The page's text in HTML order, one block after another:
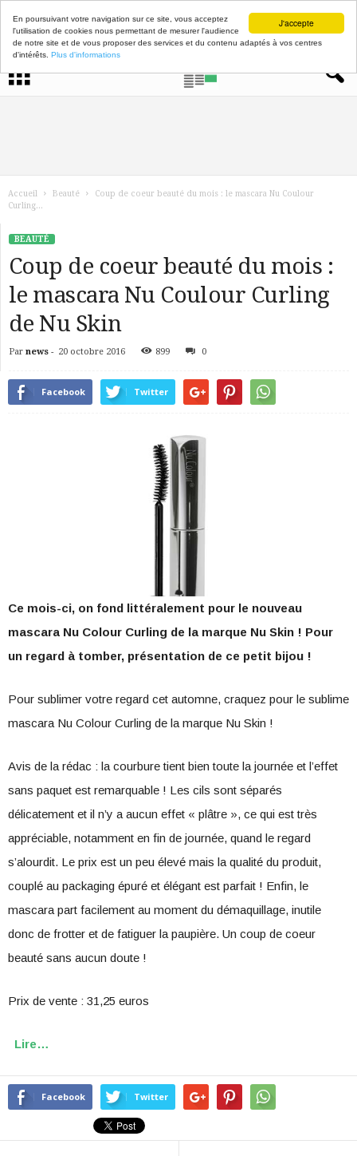
J'accepte
En poursuivant votre navigation sur ce site, vous acceptez
l'utilisation de cookies nous permettant de mesurer l'audience
de notre site et de vous proposer des services et du contenu adaptés à vos centres
d'intérêts. Plus d'informations
Accueil Beauté
Coup de coeur beauté du mois : le mascara Nu Coulour
Curling...
BEAUTÉ
Coup de coeur beauté du mois :
le mascara Nu Coulour Curling
de Nu Skin
Par news - 20 octobre 2016 899 0
Facebook Twitter
Ce mois-ci, on fond littéralement pour le nouveau
mascara Nu Colour Curling de la marque Nu Skin ! Pour
un regard à tomber, présentation de ce petit bijou !
Pour sublimer votre regard cet automne, craquez pour le sublime
mascara Nu Colour Curling de la marque Nu Skin !
Avis de la rédac : la courbure tient bien toute la journée et l’effet
sans paquet est remarquable ! Les cils sont séparés
délicatement et il n’y a aucun effet « plâtre », ce qui est très
appréciable, notamment en fin de journée, quand le regard
s’alourdit. Le prix est un peu élevé mais la qualité du produit,
couplé au packaging épuré et élégant est parfait ! Enfin, le
mascara part facilement au moment du démaquillage, inutile
donc de frotter et de fatiguer la paupière. Un coup de coeur
beauté sans aucun doute !
Prix de vente : 31,25 euros
Lire…
Facebook Twitter